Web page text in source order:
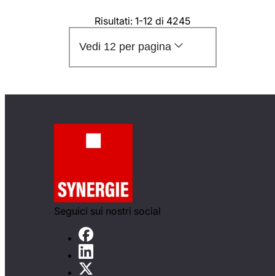
Risultati: 1-12 di 4245
Vedi 12 per pagina
Seguici sui nostri social